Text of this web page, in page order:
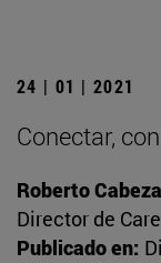
24 | 01 | 2021
Conectar,
Roberto
Director de
Publicado en: